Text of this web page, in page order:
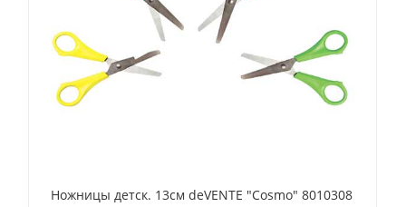
Ножницы детск. 13см deVENTE "Cosmo" 8010308